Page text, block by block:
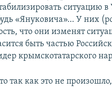
ситуацию
«Януковича»… У них
что они изменят
быть частью
крымскотатарского
так как это не